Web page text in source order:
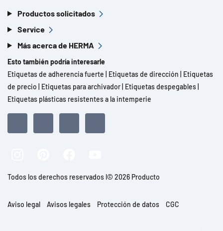
Productos solicitados
Service
Más acerca de HERMA
Esto también podría interesarle
Etiquetas de adherencia fuerte
Etiquetas de dirección
Etiquetas
de precio
Etiquetas para archivador Etiquetas despegables
Etiquetas plásticas resistentes a la intemperie
Todos los derechos reservados l© 2026 Producto
Aviso legal Avisos legales Protección de datos CGC